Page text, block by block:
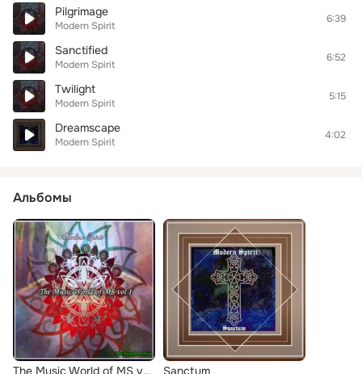
Pilgrimage
Modern Spirit
6:39
Sanctified
Modern Spirit
6:52
Twilight
Modern Spirit
5:15
Dreamscape
Modern Spirit
4:02
Альбомы
The Music World of MS vol 1 Sanctum